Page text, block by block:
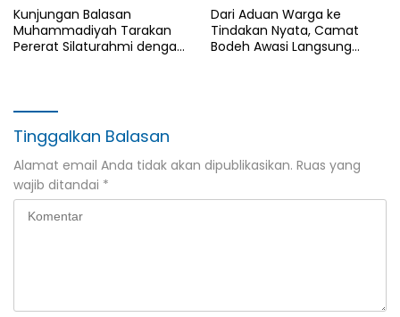
Kunjungan Balasan
Muhammadiyah Tarakan
Pererat Silaturahmi dengan
Dari Aduan Warga ke
Tindakan Nyata, Camat
Bodeh Awasi Langsung
Tinggalkan Balasan
Alamat email Anda tidak akan dipublikasikan. Ruas yang
wajib ditandai *